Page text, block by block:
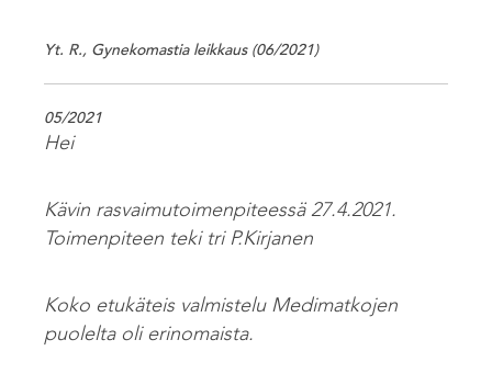
Yt. R., Gynekomastia leikkaus (06/2021)
05/2021
Hei
Kävin rasvaimutoimenpiteessä 27.4.2021.
Toimenpiteen teki tri P.Kirjanen
Koko etukäteis valmistelu Medimatkojen
puolelta oli erinomaista.